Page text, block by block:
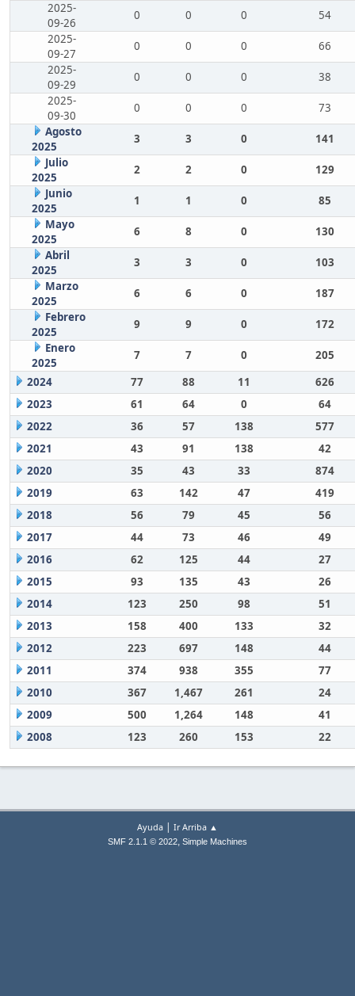
2025-
09-26
0 0 0
54
2025-
09-27
0 0 0
66
2025-
09-29
0 0 0
38
2025-
09-30
0 0 0
73
Agosto
2025
3 3 0
141
Julio
2025
2 2 0
129
Junio
2025
1 1 0
85
Mayo
2025
6 8 0
130
Abril
2025
3 3 0
103
Marzo
2025
6 6 0
187
Febrero
2025
9 9 0
172
Enero
2025
7 7 0
205
2024
77 88 11
626
2023
61 64 0
64
2022
36 57 138
577
2021
43 91 138
42
2020
35 43 33
874
2019
63 142 47
419
2018
56 79 45
56
2017
44 73 46
49
2016
62 125 44
27
2015
93 135 43
26
2014
123 250 98
51
2013
158 400 133
32
2012
223 697 148
44
2011
374 938 355
77
2010
367 1,467 261
24
2009
500 1,264 148
41
2008
123 260 153 22
Ayuda | Ir Arriba ▲
SMF 2.1.1 © 2022, Simple Machines